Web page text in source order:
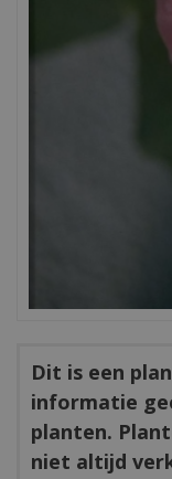
Dit is een
informatie
planten.
niet altijd